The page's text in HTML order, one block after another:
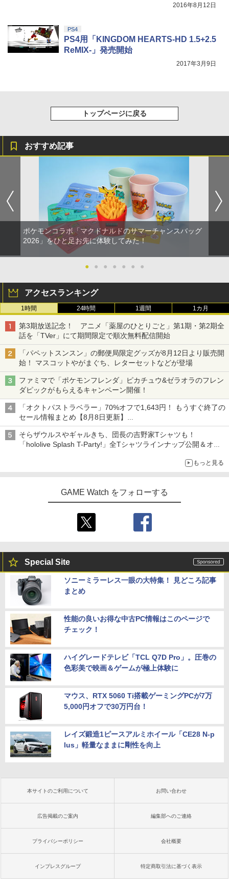
2016年8月12日
PS4
PS4用「KINGDOM HEARTS-HD 1.5+2.5
ReMIX-」発売開始
2017年3月9日
トップページに戻る
おすすめ記事
ポケモンコラボ「マクドナルドのサマーチャンスバッグ
2026」をひと足お先に体験してみた！
● ● ● ● ● ● ●
アクセスランキング
1時間 24時間 1週間 1カ月
第3期放送記念！ アニメ「薬屋のひとりごと」第1期・第2期全
話を「TVer」にて期間限定で順次無料配信開始
「パペットスンスン」の郵便局限定グッズが8月12日より販売開
始！ マスコットやがまぐち、レターセットなどが登場
ファミマで「ポケモンフレンダ」ピカチュウ&ゼラオラのフレン
ダピックがもらえるキャンペーン開催！
「オクトパストラベラー」70%オフで1,643円！ もうすぐ終了の
セール情報まとめ【8月8日更新】
ニンテンドーeショップでは「大神 絶景版」が67%オフで990円
そらザウルスやギャルきち、団長の吉野家Tシャツも！
「hololive Splash T-Party!」全Tシャツラインナップ公開＆オン
もっと見る
GAME Watch をフォローする
Special Site
ソニーミラーレス一眼の大特集！ 見どころ記事
まとめ
性能の良いお得な中古PC情報はこのページで
チェック！
ハイグレードテレビ「TCL Q7D Pro」。圧巻の
色彩美で映画＆ゲームが極上体験に
マウス、RTX 5060 Ti搭載ゲーミングPCが7万
5,000円オフで30万円台！
レイズ鍛造1ピースアルミホイール「CE28 N-p
lus」軽量なままに剛性を向上
本サイトのご利用について お問い合わせ
広告掲載のご案内 編集部へのご連絡
プライバシーポリシー 会社概要
インプレスグループ 特定商取引法に基づく表示